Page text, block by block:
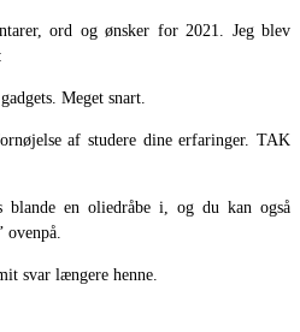
ord og ønsker for 2021. Jeg blev
Meget snart.
af studere dine erfaringer. TAK
blande en oliedråbe i, og du kan også
ovenpå.
svar længere henne.